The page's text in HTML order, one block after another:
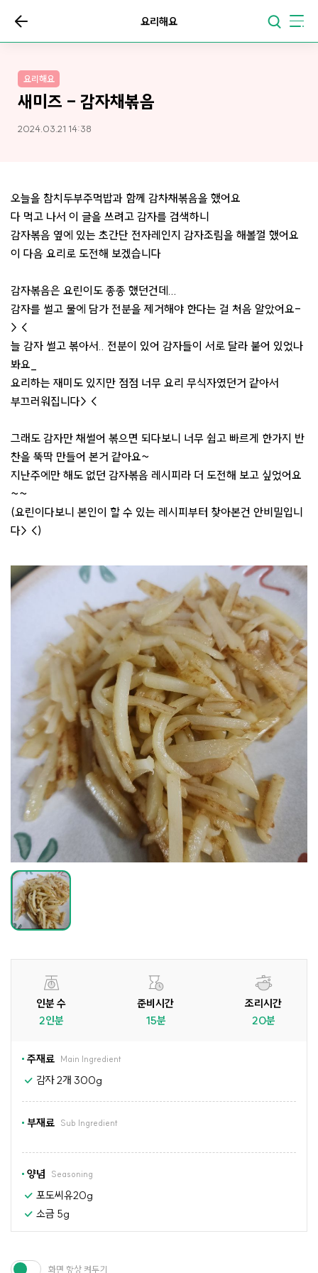
요리해요
요리해요
새미즈 - 감자채볶음
2024.03.21 14:38
오늘을 참치두부주먹밥과 함께 감차채볶음을 했어요
다 먹고 나서 이 글을 쓰려고 감자를 검색하니
감자볶음 옆에 있는 초간단 전자레인지 감자조림을 해볼껄 했어요
이 다음 요리로 도전해 보겠습니다
감자볶음은 요린이도 종종 했던건데...
감자를 썰고 물에 담가 전분을 제거해야 한다는 걸 처음 알았어요-
> <
늘 감자 썰고 볶아서.. 전분이 있어 감자들이 서로 달라 붙어 있었나
봐요_
요리하는 재미도 있지만 점점 너무 요리 무식자였던거 같아서
부끄러워집니다> <
그래도 감자만 채썰어 볶으면 되다보니 너무 쉽고 빠르게 한가지 반
찬을 뚝딱 만들어 본거 같아요~
지난주에만 해도 없던 감자볶음 레시피라 더 도전해 보고 싶었어요
~~
(요린이다보니 본인이 할 수 있는 레시피부터 찾아본건 안비밀입니
다> <)
인분 수
2인분
준비시간
15분
조리시간
20분
주재료 Main Ingredient
감자 2개 300g
부재료 Sub Ingredient
양념 Seasoning
포도씨유20g
소금 5g
화면 항상 켜두기